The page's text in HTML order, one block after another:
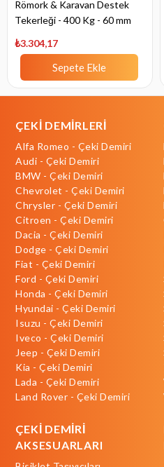
Römork & Karavan Destek
Tekerleği - 400 Kg - 60 mm
₺3.304,17
Sepete Ekle
ÇEKİ DEMİRLERİ
Alfa Romeo - Çeki Demiri
Audi - Çeki Demiri
BMW - Çeki Demiri
Chevrolet - Çeki Demiri
Chrysler - Çeki Demiri
Citroen - Çeki Demiri
Dacia - Çeki Demiri
Dodge - Çeki Demiri
Fiat - Çeki Demiri
Ford - Çeki Demiri
Honda - Çeki Demiri
Hyundai - Çeki Demiri
Isuzu - Çeki Demiri
Iveco - Çeki Demiri
Jeep - Çeki Demiri
Kia - Çeki Demiri
Lada - Çeki Demiri
Land Rover - Çeki Demiri
ÇEKİ DEMİRİ
AKSESUARLARI